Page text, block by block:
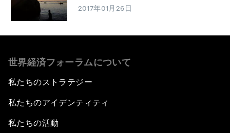
2017年01月26日
世界経済フォーラムについて
私たちのストラテジー
私たちのアイデンティティ
私たちの活動